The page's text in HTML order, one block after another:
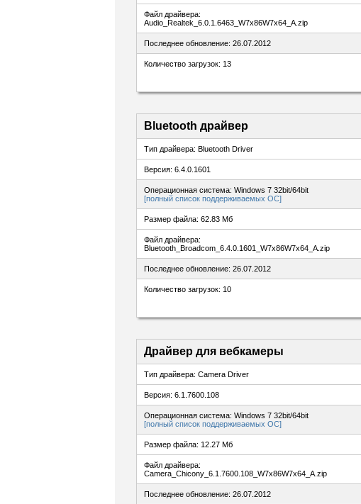
Файл драйвера:
Audio_Realtek_6.0.1.6463_W7x86W7x64_A.zip
Последнее обновление: 26.07.2012
Количество загрузок: 13
Bluetooth драйвер
Тип драйвера: Bluetooth Driver
Версия: 6.4.0.1601
Операционная система: Windows 7 32bit/64bit
[полный список поддерживаемых ОС]
Размер файла: 62.83 Мб
Файл драйвера:
Bluetooth_Broadcom_6.4.0.1601_W7x86W7x64_A.zip
Последнее обновление: 26.07.2012
Количество загрузок: 10
Драйвер для вебкамеры
Тип драйвера: Camera Driver
Версия: 6.1.7600.108
Операционная система: Windows 7 32bit/64bit
[полный список поддерживаемых ОС]
Размер файла: 12.27 Мб
Файл драйвера:
Camera_Chicony_6.1.7600.108_W7x86W7x64_A.zip
Последнее обновление: 26.07.2012